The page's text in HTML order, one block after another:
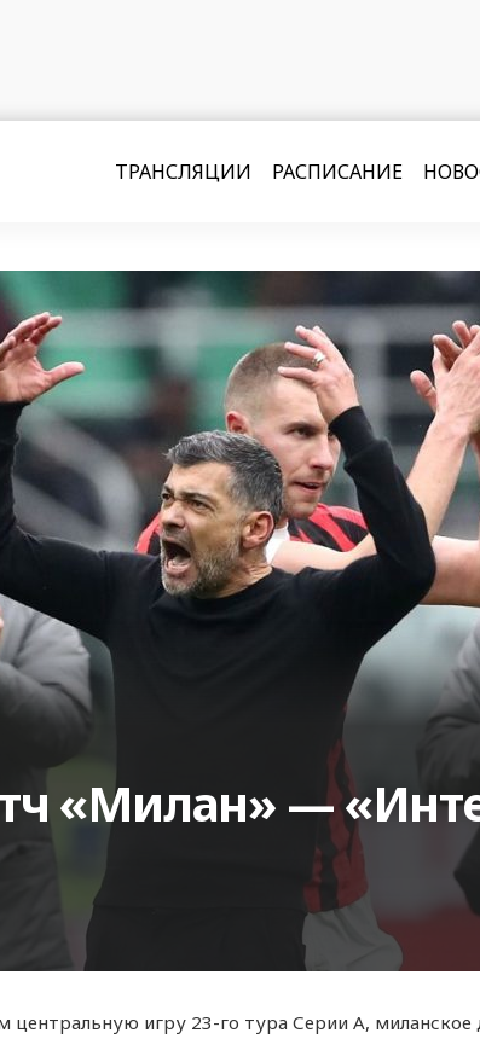
ТРАНСЛЯЦИИ РАСПИСАНИЕ
«Милан» —
центральную игру 23-го тура Серии А,